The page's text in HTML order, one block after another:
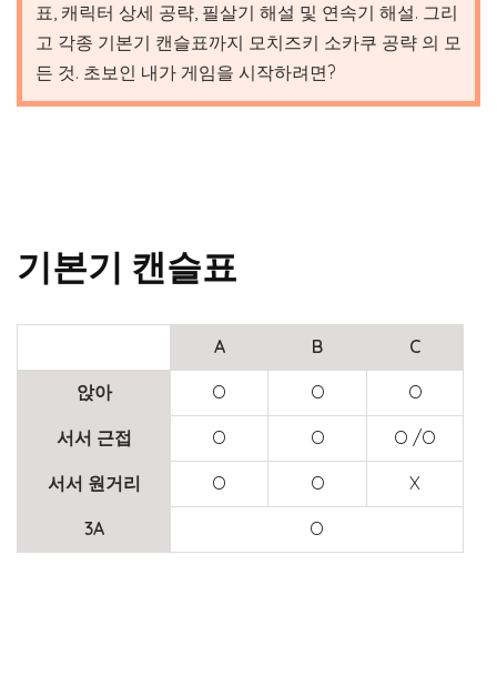
표, 캐릭터 상세 공략, 필살기 해설 및 연속기 해설. 그리
고 각종 기본기 캔슬표까지 모치즈키 소카쿠 공략 의 모
든 것. 초보인 내가 게임을 시작하려면?
기본기 캔슬표
A B C
앉아 O O O
서서 근접 O O O /O
서서 원거리 O O X
3A O